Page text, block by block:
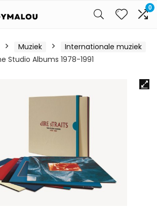
0
Muziek
Internationale muziek
Studio Albums 1978-1991